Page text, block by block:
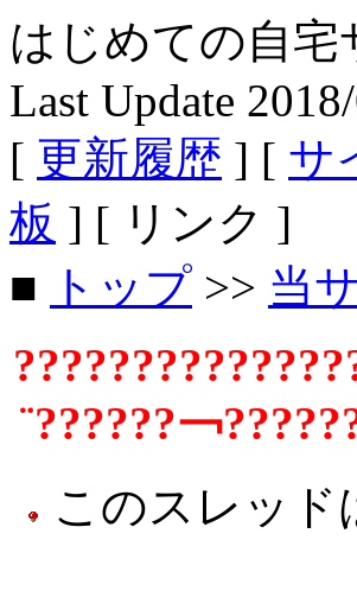
はじめての自宅
Last Update
[ 更新履歴 ] [ サ
板 ] [ リンク ]
■
トップ >> 当
¨??????￢
このスレッド